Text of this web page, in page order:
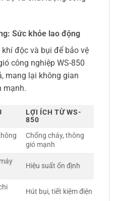
Sức khỏe lao động
độc và bụi để bảo vệ
công nghiệp WS-850
mang lại không gian
mạnh.
LỢI ÍCH TỪ WS-
850
Chống cháy, thông
gió mạnh
Hiệu suất ổn định
Hút bụi, tiết kiệm điện